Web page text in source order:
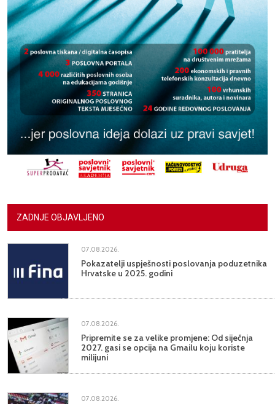
ZADNJE OBJAVLJENO
07.08.2026.
Pokazatelji uspješnosti poslovanja poduzetnika
Hrvatske u 2025. godini
07.08.2026.
Pripremite se za velike promjene: Od siječnja
2027. gasi se opcija na Gmailu koju koriste
milijuni
07.08.2026.